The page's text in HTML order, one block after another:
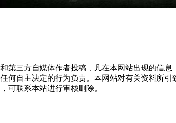
第三方自媒体作者投稿，凡在本网站出现的信
何自主决定的行为负责。本网站对有关资料所
可联系本站进行审核删除。